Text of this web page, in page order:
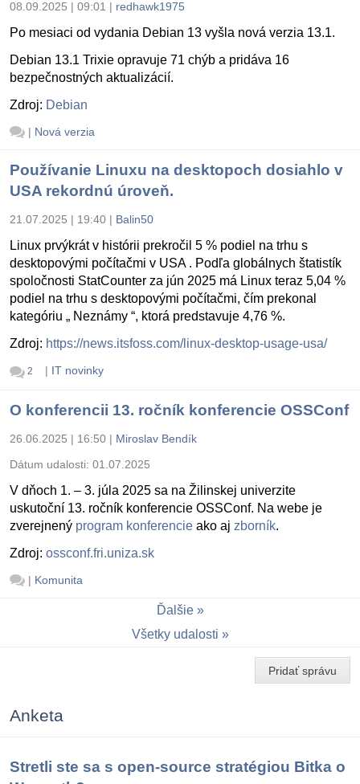
08.09.2025 | 09:01 | redhawk1975
Po mesiaci od vydania Debian 13 vyšla nová verzia 13.1.
Debian 13.1 Trixie opravuje 71 chýb a pridáva 16
bezpečnostných aktualizácií.
Zdroj: Debian
| Nová verzia
Používanie Linuxu na desktopoch dosiahlo v
USA rekordnú úroveň.
21.07.2025 | 19:40 | Balin50
Linux prvýkrát v histórii prekročil 5 % podiel na trhu s
desktopovými počítačmi v USA . Podľa globálnych štatistík
spoločnosti StatCounter za jún 2025 má Linux teraz 5,04 %
podiel na trhu s desktopovými počítačmi, čím prekonal
kategóriu „ Neznámy “, ktorá predstavuje 4,76 %.
Zdroj: https://news.itsfoss.com/linux-desktop-usage-usa/
2 | IT novinky
O konferencii 13. ročník konferencie OSSConf
26.06.2025 | 16:50 | Miroslav Bendík
Dátum udalosti: 01.07.2025
V dňoch 1. – 3. júla 2025 sa na Žilinskej univerzite
uskutoční 13. ročník konferencie OSSConf. Na webe je
zverejnený program konferencie ako aj zborník.
Zdroj: ossconf.fri.uniza.sk
| Komunita
Ďalšie
Všetky udalosti
Pridať správu
Anketa
Stretli ste sa s open-source stratégiou Bitka o